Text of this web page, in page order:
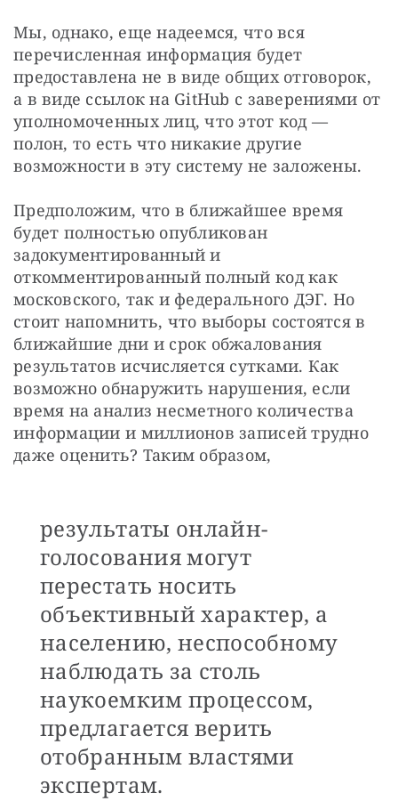
Мы, однако, еще надеемся, что вся
перечисленная информация будет
предоставлена не в виде общих отговорок,
а в виде ссылок на GitHub с заверениями от
уполномоченных лиц, что этот код —
полон, то есть что никакие другие
возможности в эту систему не заложены.
Предположим, что в ближайшее время
будет полностью опубликован
задокументированный и
откомментированный полный код как
московского, так и федерального ДЭГ. Но
стоит напомнить, что выборы состоятся в
ближайшие дни и срок обжалования
результатов исчисляется сутками. Как
возможно обнаружить нарушения, если
время на анализ несметного количества
информации и миллионов записей трудно
даже оценить? Таким образом,
результаты онлайн-
голосования могут
перестать носить
объективный характер, а
населению, неспособному
наблюдать за столь
наукоемким процессом,
предлагается верить
отобранным властями
экспертам.